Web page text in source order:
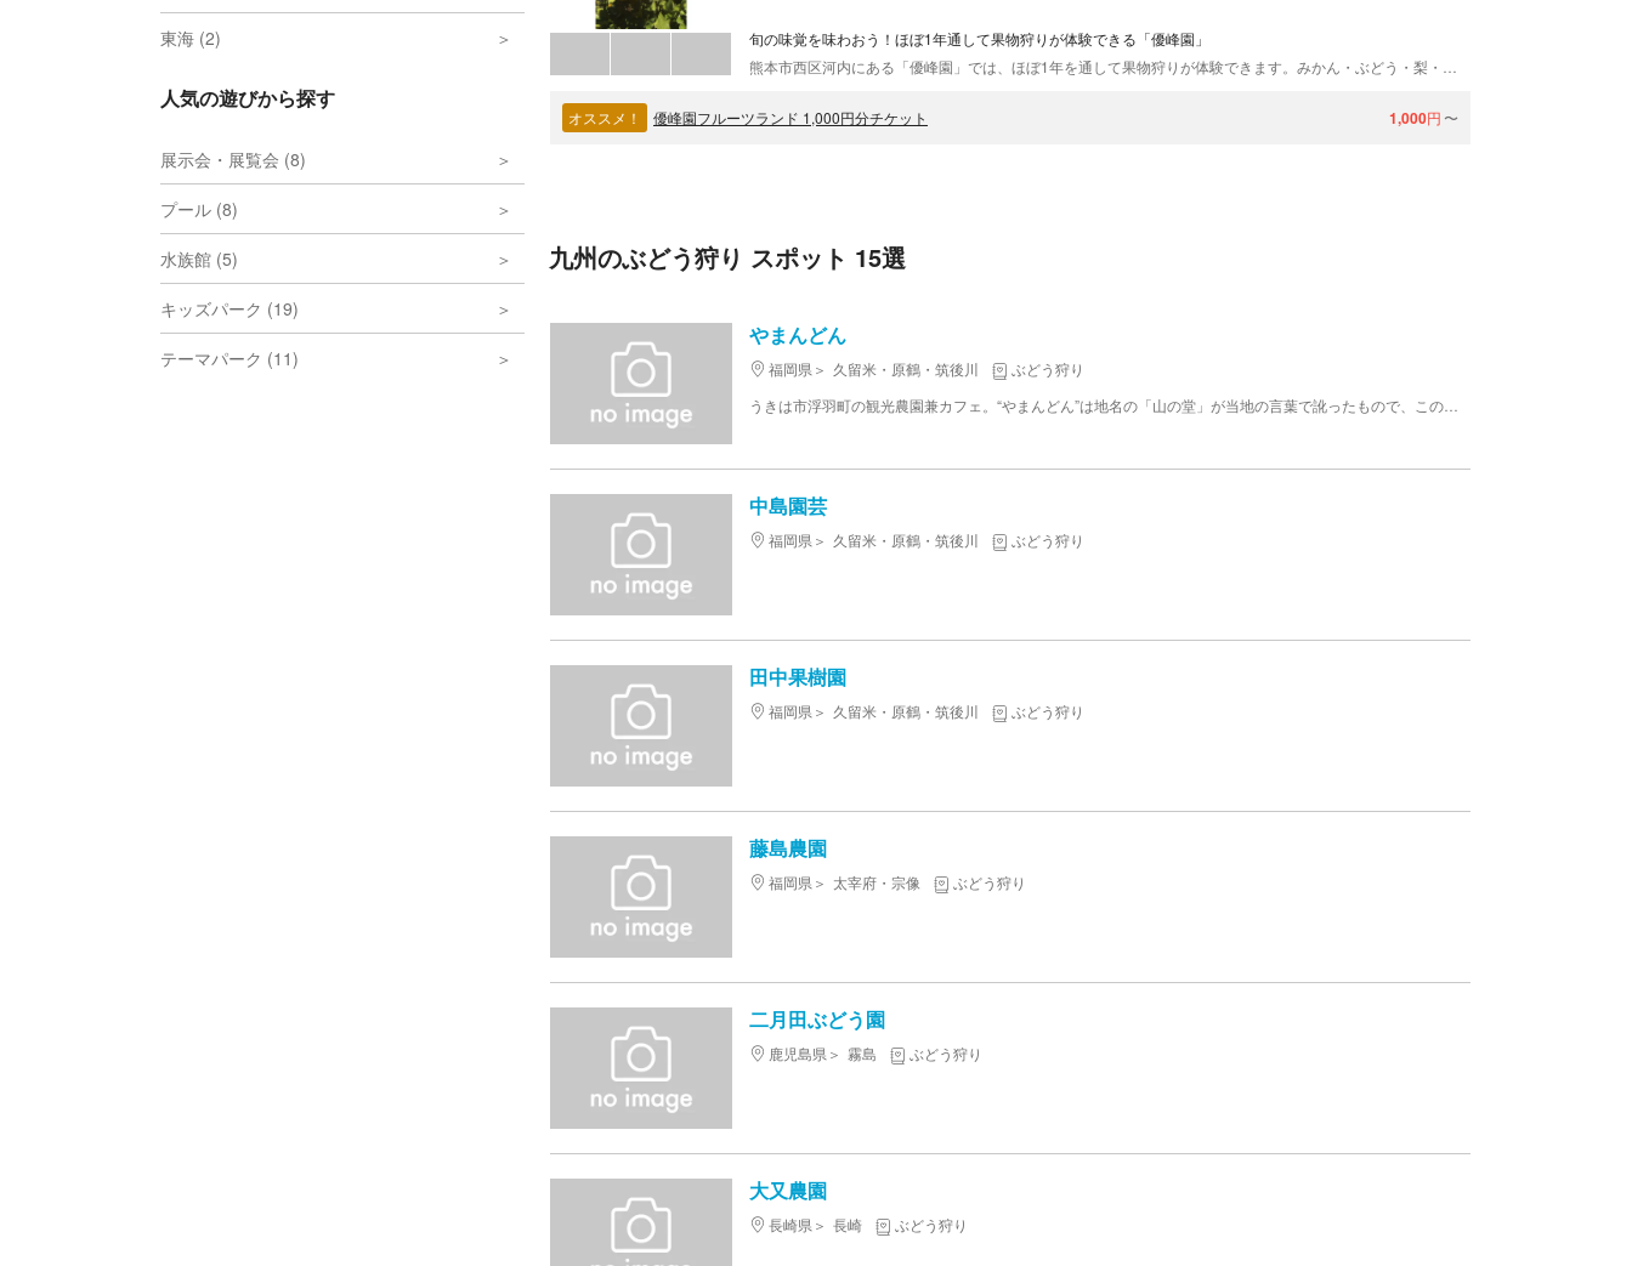
東海 (2)
人気の遊びから探す
展示会・展覧会 (8)
プール (8)
水族館 (5)
キッズパーク (19)
テーマパーク (11)
旬の味覚を味わおう！ほぼ1年通して果物狩りが体験できる「優峰園」
オススメ！ 優峰園フルーツランド 1,000円分チケット 1,000円 〜
九州のぶどう狩り スポット 15選
やまんどん
福岡県 久留米・原鶴・筑後川
ぶどう狩り
中島園芸
福岡県 久留米・原鶴・筑後川 ぶどう狩り
田中果樹園
福岡県 久留米・原鶴・筑後川 ぶどう狩り
藤島農園
福岡県 太宰府・宗像 ぶどう狩り
二月田ぶどう園
鹿児島県 霧島 ぶどう狩り
大又農園
長崎県 長崎 ぶどう狩り